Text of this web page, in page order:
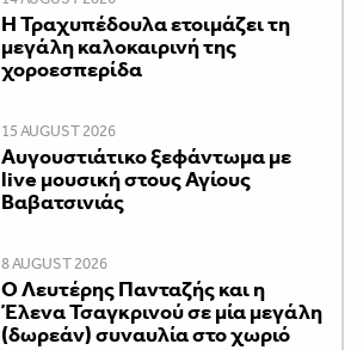
Η Τραχυπέδουλα ετοιμάζει τη
μεγάλη καλοκαιρινή της
χοροεσπερίδα
15 AUGUST 2026
Αυγουστιάτικο ξεφάντωμα με
live μουσική στους Αγίους
Βαβατσινιάς
8 AUGUST 2026
Ο Λευτέρης Πανταζής και η
Έλενα Τσαγκρινού σε μία μεγάλη
(δωρεάν) συναυλία στο χωριό